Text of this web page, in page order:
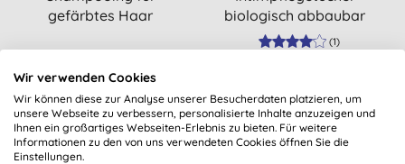
gefärbtes Haar
8,53 € KAUFEN
biologisch abbaubar
(1)
Wir verwenden Cookies
Wir können diese zur Analyse unserer Besucherdaten platzieren, um
unsere Webseite zu verbessern, personalisierte Inhalte anzuzeigen und
Ihnen ein großartiges Webseiten-Erlebnis zu bieten. Für weitere
Informationen zu den von uns verwendeten Cookies öffnen Sie die
Einstellungen.